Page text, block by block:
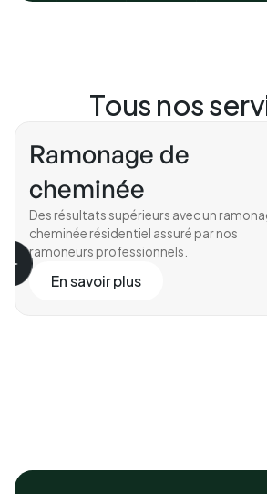
Tous nos
Ramonage de
cheminée
Des résultats supérieurs avec un
cheminée résidentiel assuré par nos
ramoneurs professionnels.
En savoir plus